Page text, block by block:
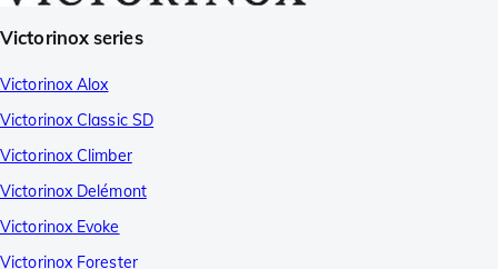
Victorinox series
Victorinox Alox
Victorinox Classic SD
Victorinox Climber
Victorinox Delémont
Victorinox Evoke
Victorinox Forester